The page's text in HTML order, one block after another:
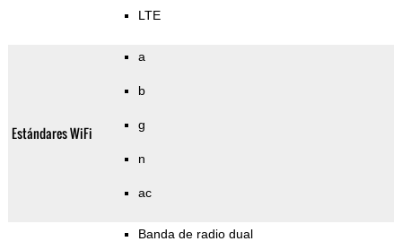
LTE
Estándares WiFi
a
b
g
n
ac
Banda de radio dual